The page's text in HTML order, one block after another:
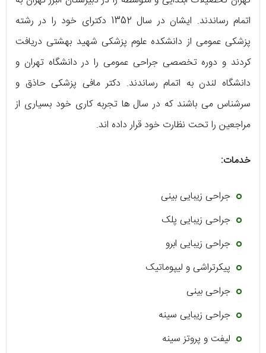
اتمام رساندند. ایشان در سال 1352 دکترای خود را در رشته
پزشکی عمومی از دانشکده علوم پزشکی شهید بهشتی دریافت
کردند و دوره تخصصی جراحی عمومی را در دانشگاه تهران و
دانشگاه لندن به اتمام رساندند. دکتر مافی پزشکی حاذق و
سرشناس می باشند که در سال ها تجربه کاری خود بسیاری از
مراجعین را تحت نظارت خود قرار داده اند.
خدمات:
جراحی زيبايی بينی
جراحی زيبايی پلک
جراحی زيبايی ابرو
پیکرتراشی و لیپوماتیک
جراحی بینی
جراحی زیبایی سینه
لیفت و پروتز سینه